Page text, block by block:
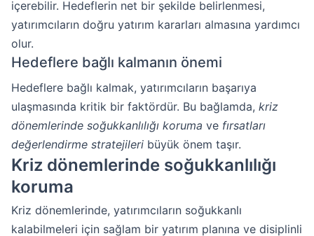
içerebilir. Hedeflerin net bir şekilde belirlenmesi,
yatırımcıların doğru yatırım kararları almasına yardımcı
olur.
Hedeflere bağlı kalmanın önemi
Hedeflere bağlı kalmak, yatırımcıların başarıya
ulaşmasında kritik bir faktördür. Bu bağlamda, kriz
dönemlerinde soğukkanlılığı koruma ve fırsatları
değerlendirme stratejileri büyük önem taşır.
Kriz dönemlerinde soğukkanlılığı
koruma
Kriz dönemlerinde, yatırımcıların soğukkanlı
kalabilmeleri için sağlam bir yatırım planına ve disiplinli